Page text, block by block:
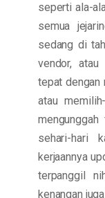
seperti ala-
semua
sedang di
vendor,
tepat
atau
sehari-hari
kerjaannya
terpanggil
kenangan